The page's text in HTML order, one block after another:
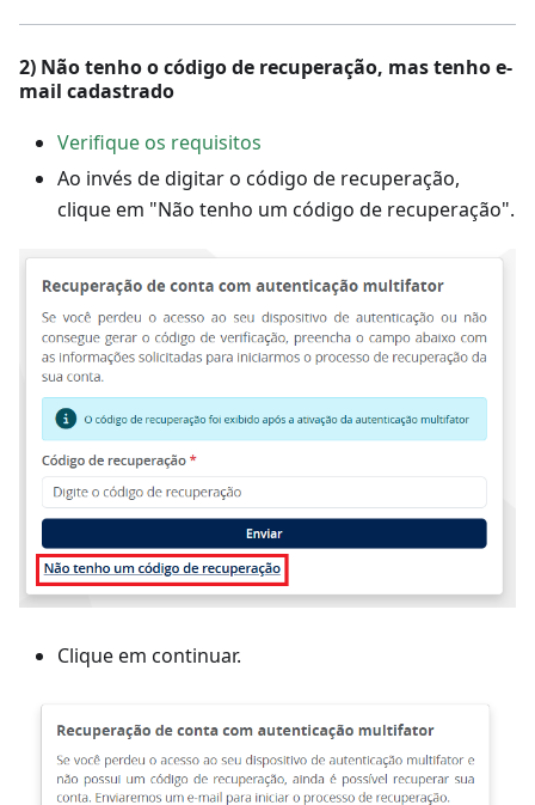
2) Não tenho o código de recuperação, mas tenho e-
mail cadastrado
Verifique os requisitos
Ao invés de digitar o código de recuperação,
clique em "Não tenho um código de recuperação".
Clique em continuar.